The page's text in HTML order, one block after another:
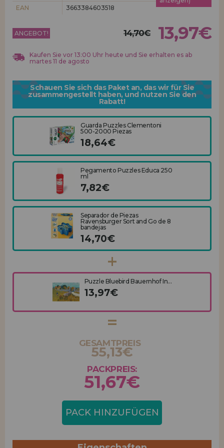
Los gehts! Wir haben auf dich gewartet.
HÄNDLERREGISTRIERUNG
EAN
3663384603518
ANGEBOT! 14,70€ 13,97€
Kaufen Sie vor 13:00 Uhr heute und Sie erhalten es ab
martes 11 de agosto
Schauen Sie sich das Paket an, das wir für Sie
zusammengestellt haben, und nutzen Sie den
Rabatt!
Guarda Puzzles Clementoni
500-2000 Piezas
18,64€
Pegamento Puzzles Educa 250
ml
7,82€
Separador de Piezas
Ravensburger Sort and Go de 8
bandejas
14,70€
Puzzle Bluebird Bauernhof In...
13,97€
GESAMTPREIS
55,13€
PACKPREIS:
51,67€
PACK HINZUFÜGEN